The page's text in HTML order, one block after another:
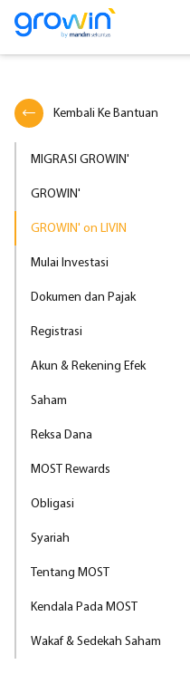
Kembali Ke Bantuan
MIGRASI GROWIN'
GROWIN'
GROWIN' on LIVIN
Mulai Investasi
Dokumen dan Pajak
Registrasi
Akun & Rekening Efek
Saham
Reksa Dana
MOST Rewards
Obligasi
Syariah
Tentang MOST
Kendala Pada MOST
Wakaf & Sedekah Saham